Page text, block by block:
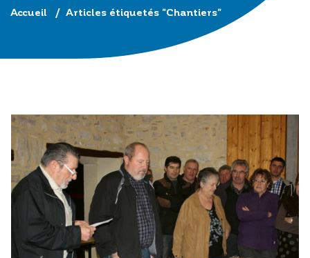
Accueil / Articles étiquetés "Chantiers"